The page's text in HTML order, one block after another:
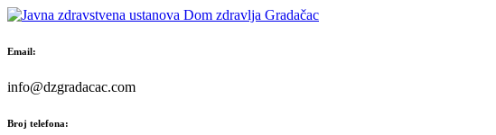
Skip
content
Email:
info@dzgradacac.com
Broj telefona: